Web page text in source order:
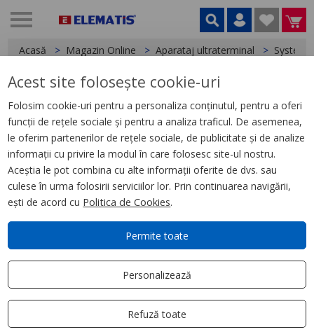
Acasă Magazin Online Aparataj ultraterminal System
< System
Doza RJ45 Cat.5 UTP SY/WT,
IP20, Gewiss System
Acest site folosește cookie-uri
Folosim cookie-uri pentru a personaliza conținutul, pentru a oferi
funcții de rețele sociale și pentru a analiza traficul. De asemenea,
le oferim partenerilor de rețele sociale, de publicitate și de analize
informații cu privire la modul în care folosesc site-ul nostru.
Aceștia le pot combina cu alte informații oferite de dvs. sau
culese în urma folosirii serviciilor lor. Prin continuarea navigării,
ești de acord cu Politica de Cookies.
Permite toate
Personalizează
Refuză toate